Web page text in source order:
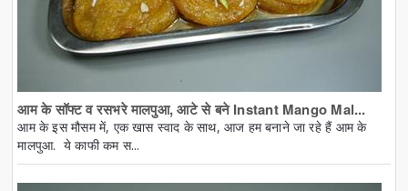
आम के सॉफ्ट व रसभरे मालपुआ, आटे से बने Instant Mango Mal...
आम के इस मौसम में, एक खास स्वाद के साथ, आज हम बनाने जा रहे हैं आम के
मालपुआ. ये काफी कम स...